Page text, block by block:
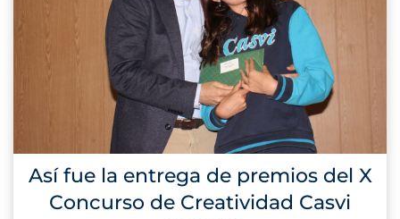
Así fue la entrega de premios del X
Concurso de Creatividad Casvi